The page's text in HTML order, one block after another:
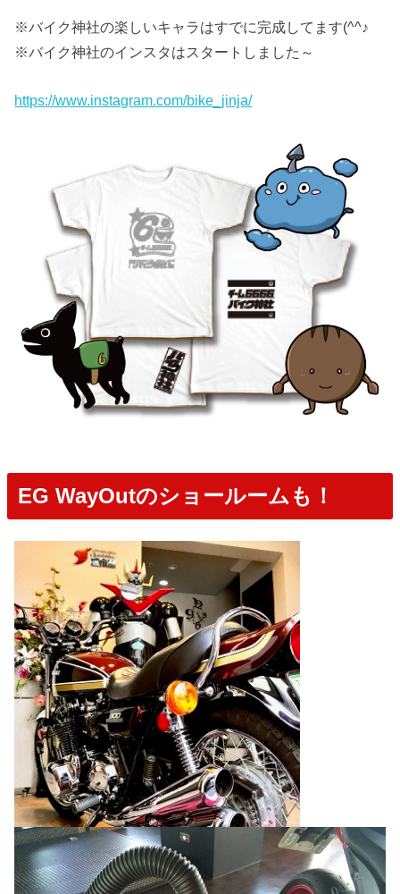
※バイク神社の楽しいキャラはすでに完成してます(^^♪
※バイク神社のインスタはスタートしました～
https://www.instagram.com/bike_jinja/
EG WayOutのショールームも！